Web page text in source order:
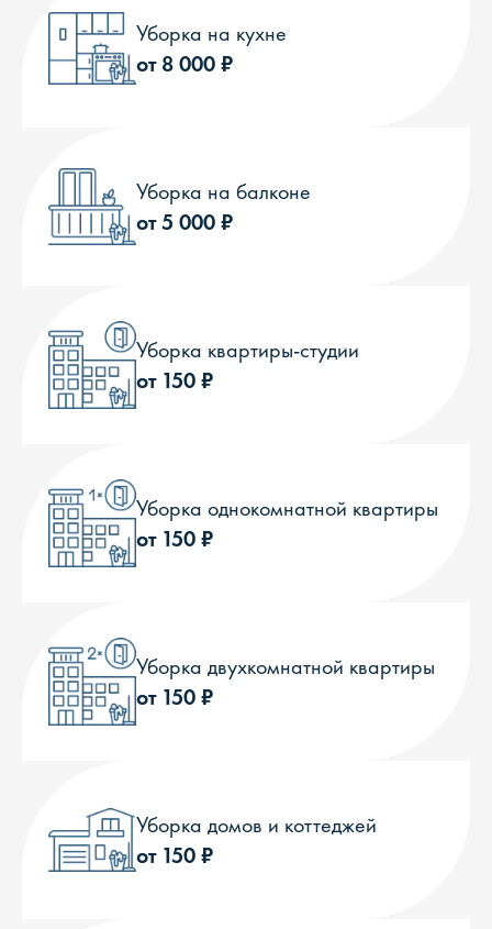
Уборка на кухне
от 8 000 ₽
Уборка на балконе
от 5 000 ₽
Уборка квартиры-студии
от 150 ₽
Уборка однокомнатной квартиры
от 150 ₽
Уборка двухкомнатной квартиры
от 150 ₽
Уборка домов и коттеджей
от 150 ₽